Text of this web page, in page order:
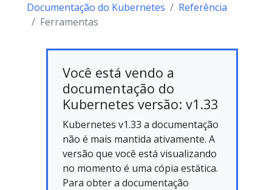
Documentação do Kubernetes
Referência
Ferramentas
Você está vendo a
documentação do
Kubernetes versão: v1.33
Kubernetes v1.33 a documentação
não é mais mantida ativamente. A
versão que você está visualizando
no momento é uma cópia estática.
Para obter a documentação